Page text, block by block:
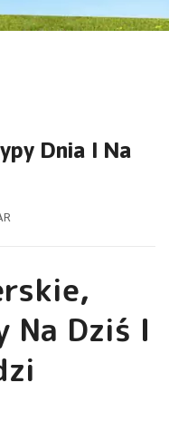
Dnia I Na
Na Dziś I